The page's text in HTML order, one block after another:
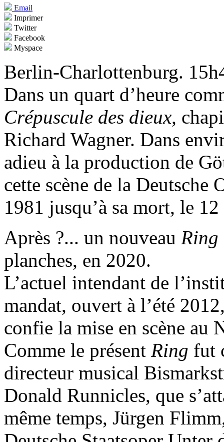
Email
Imprimer
Twitter
Facebook
Myspace
Berlin-Charlottenburg.
Dans un quart d’heure
Crépuscule des dieux,
Richard Wagner. Dans
adieu à la production de
cette scène de la
1981 jusqu’à sa mort, le
Après ?... un nouveau Ring
planches, en 2020.
L’actuel intendant de
mandat, ouvert à l’été
confie la mise en scène au
Comme le présent Ring fut
directeur musical
Donald Runnicles, que
même temps, Jürgen